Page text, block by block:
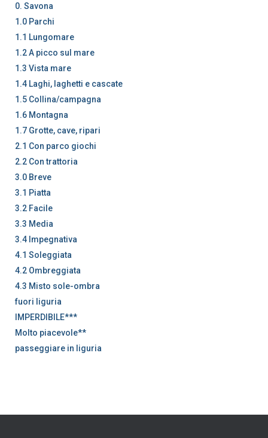
0. Savona
1.0 Parchi
1.1 Lungomare
1.2 A picco sul mare
1.3 Vista mare
1.4 Laghi, laghetti e cascate
1.5 Collina/campagna
1.6 Montagna
1.7 Grotte, cave, ripari
2.1 Con parco giochi
2.2 Con trattoria
3.0 Breve
3.1 Piatta
3.2 Facile
3.3 Media
3.4 Impegnativa
4.1 Soleggiata
4.2 Ombreggiata
4.3 Misto sole-ombra
fuori liguria
IMPERDIBILE***
Molto piacevole**
passeggiare in liguria